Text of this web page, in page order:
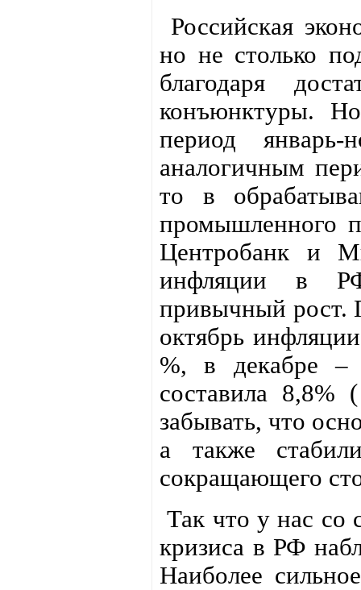
Российская
но не столько
благодаря
конъюнктуры.
период
аналогичным
то в
промышленного
Центробанк и
инфляции в
привычный рост.
октябрь
%, в декабре –
составила
забывать, что
а также
сокращающего
Так что у нас со
кризиса в РФ
Наиболее